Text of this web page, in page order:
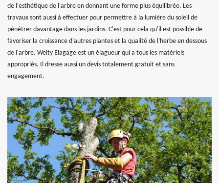
de l'esthétique de l'arbre en donnant une forme plus équilibrée. Les
travaux sont aussi à effectuer pour permettre à la lumière du soleil de
pénétrer davantage dans les jardins. C'est pour cela qu'il est possible de
favoriser la croissance d'autres plantes et la qualité de l'herbe en dessous
de l'arbre. Welty Elagage est un élagueur qui a tous les matériels
appropriés. Il dresse aussi un devis totalement gratuit et sans
engagement.